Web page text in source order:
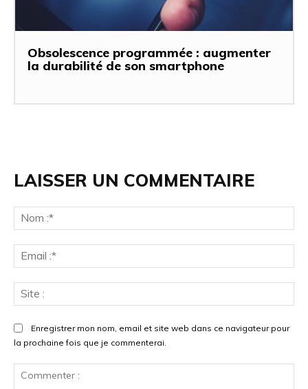
Obsolescence programmée : augmenter
la durabilité de son smartphone
LAISSER UN COMMENTAIRE
Enregistrer mon nom, email et site web dans ce navigateur pour
la prochaine fois que je commenterai.